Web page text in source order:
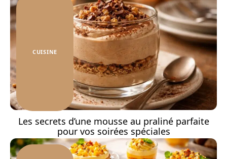
CUISINE
Les secrets d’une mousse au praliné parfaite
pour vos soirées spéciales